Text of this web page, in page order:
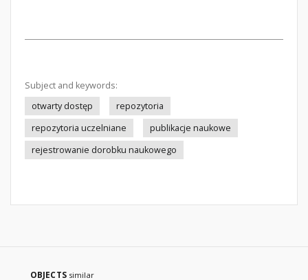
Subject and keywords:
otwarty dostęp
repozytoria
repozytoria uczelniane
publikacje naukowe
rejestrowanie dorobku naukowego
OBJECTS similar